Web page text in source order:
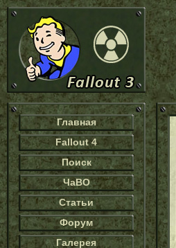
Главная
Fallout 4
Поиск
ЧаВО
Статьи
Форум
Галерея